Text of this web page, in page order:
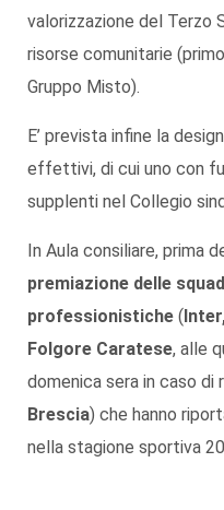
valorizzazione del Terzo
risorse comunitarie
Gruppo Misto).
E’ prevista infine la
effettivi, di cui uno con
supplenti nel Collegio
In Aula consiliare, prima
premiazione delle
professionistiche (
Folgore Caratese, alle
domenica sera in caso di
Brescia) che hanno
nella stagione sportiva